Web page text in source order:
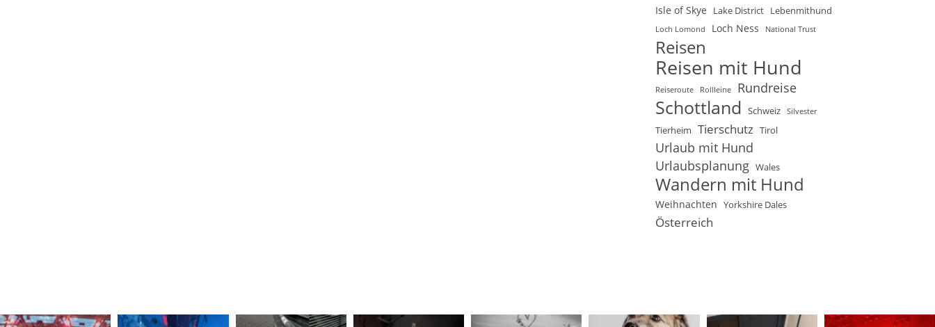
Isle of Skye Lake District Lebenmithund
Loch Lomond Loch Ness National Trust
Reisen
Reisen mit Hund
Reiseroute Rollleine Rundreise
Schottland Schweiz Silvester
Tierheim Tierschutz Tirol
Urlaub mit Hund
Urlaubsplanung Wales
Wandern mit Hund
Weihnachten Yorkshire Dales
Österreich